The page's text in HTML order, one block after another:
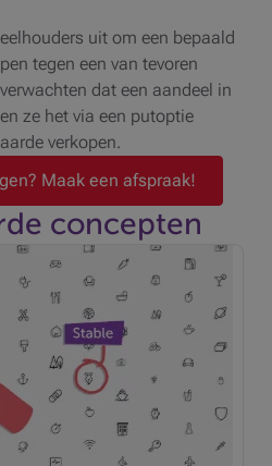
uit om een bepaald
tegen een van tevoren
dat een aandeel in
ze het via een putoptie
verkopen.
Maak een afspraak!
concepten